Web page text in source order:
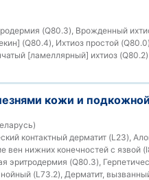
(Q80.3), Врожденный
(Q80.4), Ихтиоз простой
[ламеллярный] ихтиоз (Q80.2)
кожи и
контактный дерматит (L23),
вен нижних конечностей с язвой
эритродермия (Q80.3),
(L73.2), Дерматит,